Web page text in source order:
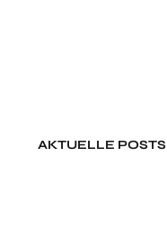
AKTUELLE POSTS